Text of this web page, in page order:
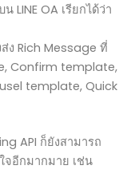
LINE OA เรียกได้ว่า
ง Rich Message ที่
Confirm template,
template, Quick
API ก็ยังสามารถ
จอีกมากมาย เช่น